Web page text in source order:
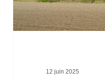
environnementaux
(PSE)
12 juin 2025